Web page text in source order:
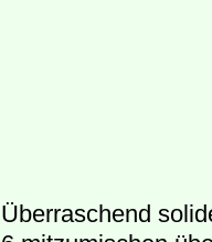
Überraschend